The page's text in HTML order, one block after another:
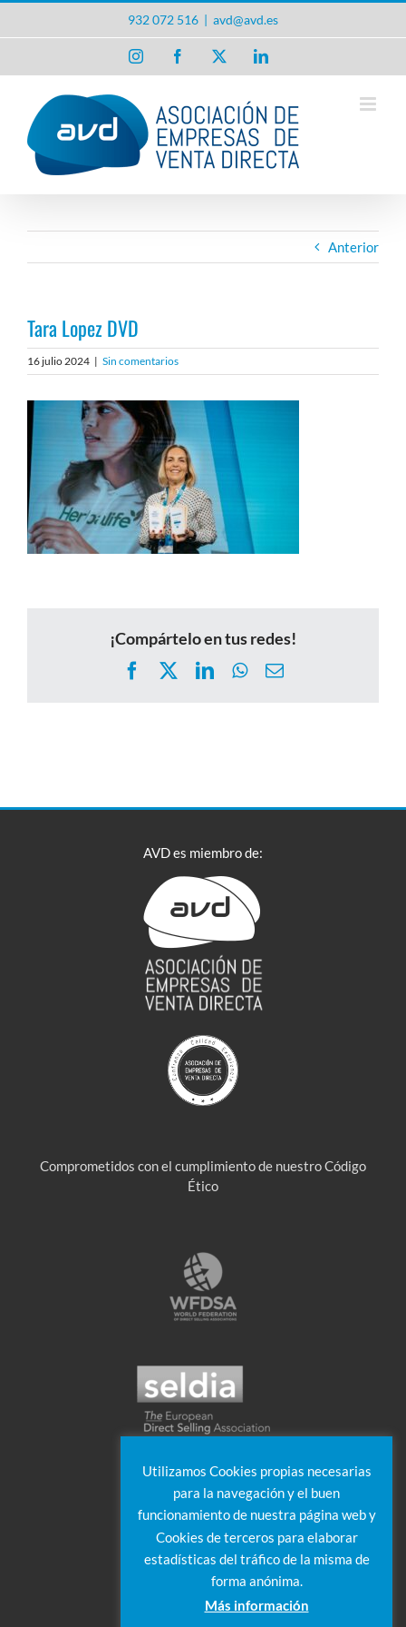
932 072 516 | avd@avd.es
InstagramFacebook LinkedIn
Anterior
Tara Lopez DVD
16 julio 2024 | Sin comentarios
¡Compártelo en tus redes!
FacebookLinkedInWhatsApp
Correo
AVD es miembro de:
Comprometidos con el cumplimiento de nuestro Código
Ético
Utilizamos Cookies propias necesarias
para la navegación y el buen
funcionamiento de nuestra página web y
Cookies de terceros para elaborar
estadísticas del tráfico de la misma de
forma anónima.
Más información